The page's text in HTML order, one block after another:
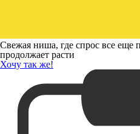
Свежая ниша, где спрос все еще
продолжает расти
Хочу так же!